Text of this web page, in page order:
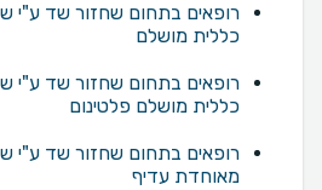
רופאים בתחום שחזור שד ע"י
כללית מושלם
רופאים בתחום שחזור שד ע"י
כללית מושלם פלטינום
רופאים בתחום שחזור שד ע"י
מאוחדת עדיף